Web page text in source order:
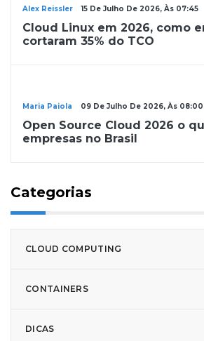
Alex Reissler 15 De Julho De 2026, Às 07:45
Cloud Linux em 2026, como
cortaram 35% do TCO
Maria Paiola 09 De Julho De 2026, Às 08:00
Open Source Cloud 2026 o
empresas no Brasil
Categorias
CLOUD COMPUTING
CONTAINERS
DICAS